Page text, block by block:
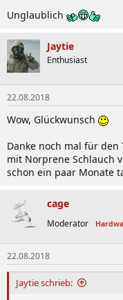
Unglaublich
Jaytie
Enthusiast
22.08.2018
Wow, Glückwunsch
Danke noch mal für
mit Norprene Schlauch
schon ein paar Monate
cage
Moderator
22.08.2018
Jaytie schrieb: